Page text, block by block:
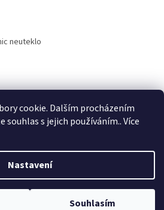
cookie. Dalším procházením
s jejich používáním.. Více
Nastavení
Souhlasím
neuteklo
. Všechna práva vyhrazena.Upravit